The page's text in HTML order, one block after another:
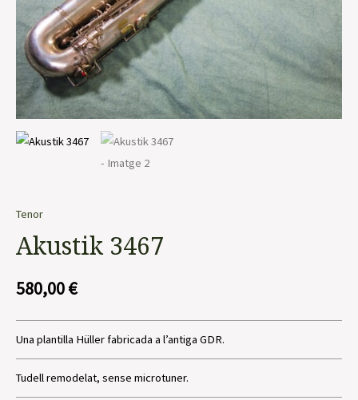
Tenor
Akustik 3467
580,00€
Una plantilla Hüller fabricada a l’antiga GDR.
Tudell remodelat, sense microtuner.